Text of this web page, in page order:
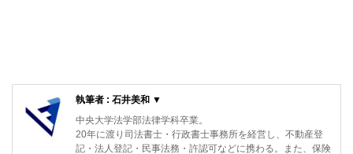
執筆者 : 石井美和 ▼
中央大学法学部法律学科卒業。
20年に渡り司法書士・行政書士事務所を経営し、不動産登
記・法人登記・民事法務・許認可などに携わる。また、保険